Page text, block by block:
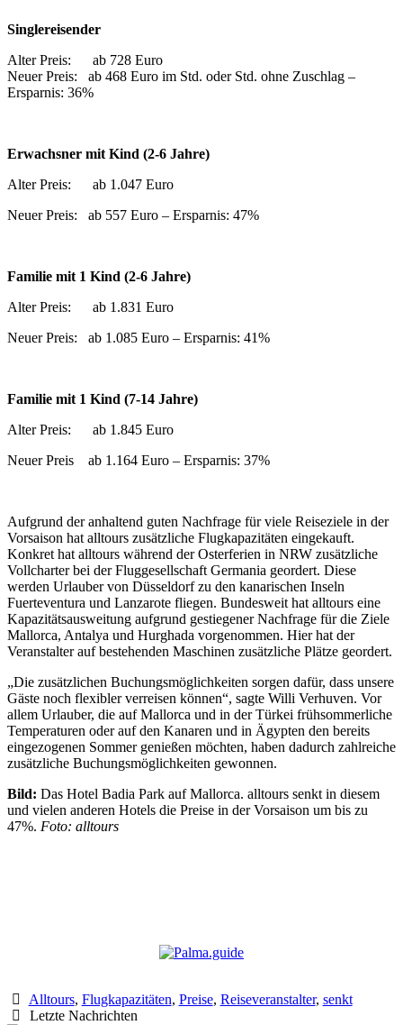
Singlereisender
Alter Preis: ab 728 Euro
Neuer Preis: ab 468 Euro im Std. oder Std. ohne Zuschlag –
Ersparnis: 36%
Erwachsner mit Kind (2-6 Jahre)
Alter Preis: ab 1.047 Euro
Neuer Preis: ab 557 Euro – Ersparnis: 47%
Familie mit 1 Kind (2-6 Jahre)
Alter Preis: ab 1.831 Euro
Neuer Preis: ab 1.085 Euro – Ersparnis: 41%
Familie mit 1 Kind (7-14 Jahre)
Alter Preis: ab 1.845 Euro
Neuer Preis ab 1.164 Euro – Ersparnis: 37%
Aufgrund der anhaltend guten Nachfrage für viele Reiseziele in der
Vorsaison hat alltours zusätzliche Flugkapazitäten eingekauft.
Konkret hat alltours während der Osterferien in NRW zusätzliche
Vollcharter bei der Fluggesellschaft Germania geordert. Diese
werden Urlauber von Düsseldorf zu den kanarischen Inseln
Fuerteventura und Lanzarote fliegen. Bundesweit hat alltours eine
Kapazitätsausweitung aufgrund gestiegener Nachfrage für die Ziele
Mallorca, Antalya und Hurghada vorgenommen. Hier hat der
Veranstalter auf bestehenden Maschinen zusätzliche Plätze geordert.
„Die zusätzlichen Buchungsmöglichkeiten sorgen dafür, dass unsere
Gäste noch flexibler verreisen können“, sagte Willi Verhuven. Vor
allem Urlauber, die auf Mallorca und in der Türkei frühsommerliche
Temperaturen oder auf den Kanaren und in Ägypten den bereits
eingezogenen Sommer genießen möchten, haben dadurch zahlreiche
zusätzliche Buchungsmöglichkeiten gewonnen.
Bild: Das Hotel Badia Park auf Mallorca. alltours senkt in diesem
und vielen anderen Hotels die Preise in der Vorsaison um bis zu
47%. Foto: alltours
Alltours, Flugkapazitäten, Preise, Reiseveranstalter, senkt
Letzte Nachrichten